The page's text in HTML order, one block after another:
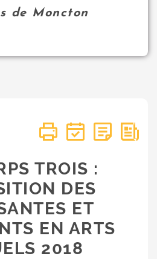
de Moncton
TROIS :
DES
ET
EN ARTS
2018